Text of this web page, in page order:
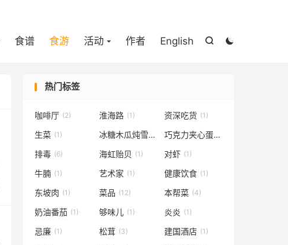


食谱 食游 活动 作者 English
热门标签
咖啡厅 (2) 淮海路 (1) 资深吃货 (1)
生菜 (1) 冰糖木瓜炖雪蛤 (1) 巧克力夹心蛋糕
排毒 (6) 海虹贻贝 (1) 对虾 (1)
牛腩 (1) 艺术家 (1) 健康饮食 (1)
东坡肉 (1) 菜品 (12) 本帮菜 (4)
奶油番茄 (1) 够味儿 (1) 炎炎 (1)
忌廉 (1) 松茸 (3) 建国酒店 (1)